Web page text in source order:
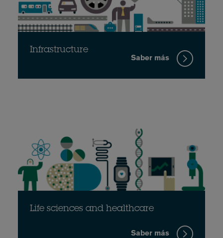
Infrastructure
Saber más
Life sciences and healthcare
Saber más